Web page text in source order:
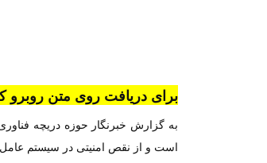
برای دریافت روی متن روبرو
به گزارش خبرنگار حوزه دریچه
است و از نقص امنیتی در سیستم